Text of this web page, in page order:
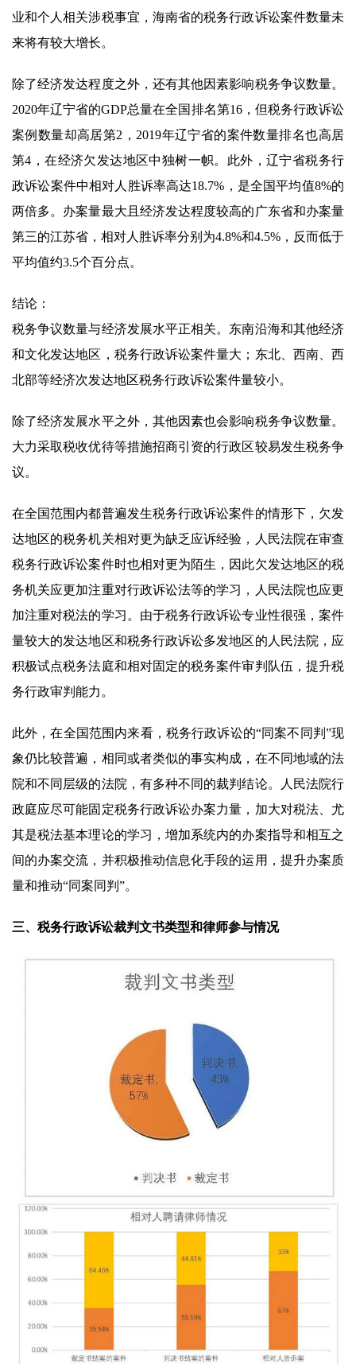
业和个人相关涉税事宜，海南省的税务行政诉讼案件数量未
来将有较大增长。
除了经济发达程度之外，还有其他因素影响税务争议数量。
2020年辽宁省的GDP总量在全国排名第16，但税务行政诉讼
案例数量却高居第2，2019年辽宁省的案件数量排名也高居
第4，在经济欠发达地区中独树一帜。此外，辽宁省税务行
政诉讼案件中相对人胜诉率高达18.7%，是全国平均值8%的
两倍多。办案量最大且经济发达程度较高的广东省和办案量
第三的江苏省，相对人胜诉率分别为4.8%和4.5%，反而低于
平均值约3.5个百分点。
结论：
税务争议数量与经济发展水平正相关。东南沿海和其他经济
和文化发达地区，税务行政诉讼案件量大；东北、西南、西
北部等经济次发达地区税务行政诉讼案件量较小。
除了经济发展水平之外，其他因素也会影响税务争议数量。
大力采取税收优待等措施招商引资的行政区较易发生税务争
议。
在全国范围内都普遍发生税务行政诉讼案件的情形下，欠发
达地区的税务机关相对更为缺乏应诉经验，人民法院在审查
税务行政诉讼案件时也相对更为陌生，因此欠发达地区的税
务机关应更加注重对行政诉讼法等的学习，人民法院也应更
加注重对税法的学习。由于税务行政诉讼专业性很强，案件
量较大的发达地区和税务行政诉讼多发地区的人民法院，应
积极试点税务法庭和相对固定的税务案件审判队伍，提升税
务行政审判能力。
此外，在全国范围内来看，税务行政诉讼的“同案不同判”现
象仍比较普遍，相同或者类似的事实构成，在不同地域的法
院和不同层级的法院，有多种不同的裁判结论。人民法院行
政庭应尽可能固定税务行政诉讼办案力量，加大对税法、尤
其是税法基本理论的学习，增加系统内的办案指导和相互之
间的办案交流，并积极推动信息化手段的运用，提升办案质
量和推动“同案同判”。
三、税务行政诉讼裁判文书类型和律师参与情况